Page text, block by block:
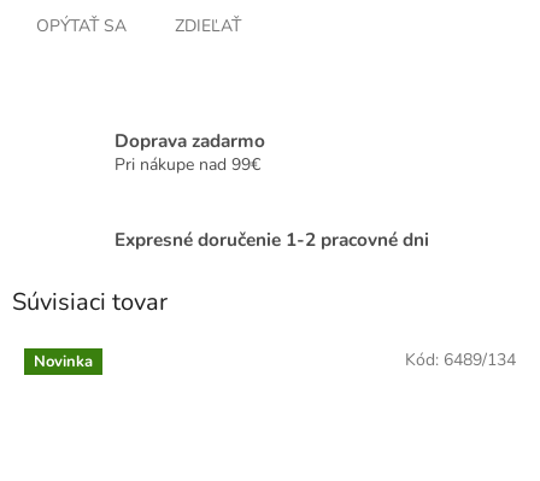
OPÝTAŤ SA ZDIEĽAŤ
Doprava zadarmo
Pri nákupe nad 99€
Expresné doručenie 1-2 pracovné dni
Súvisiaci tovar
Novinka Kód: 6489/134